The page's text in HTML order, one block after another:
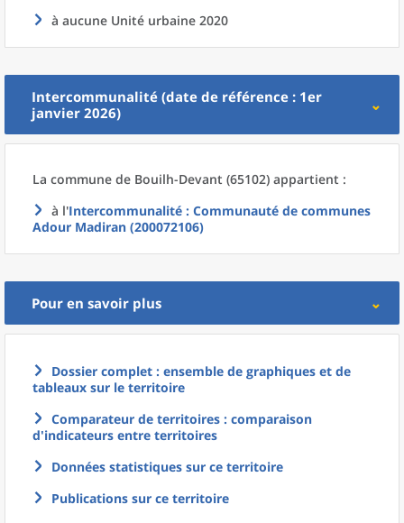
à aucune Unité urbaine 2020
Intercommunalité (date de référence : 1er
janvier 2026)
La commune de Bouilh-Devant (65102) appartient :
à l'Intercommunalité : Communauté de communes
Adour Madiran (200072106)
Pour en savoir plus
Dossier complet : ensemble de graphiques et de
tableaux sur le territoire
Comparateur de territoires : comparaison
d'indicateurs entre territoires
Données statistiques sur ce territoire
Publications sur ce territoire